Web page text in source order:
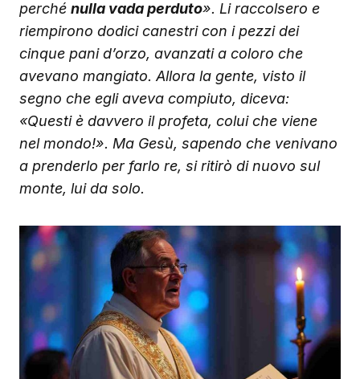
perché nulla vada perduto». Li raccolsero e
riempirono dodici canestri con i pezzi dei
cinque pani d’orzo, avanzati a coloro che
avevano mangiato. Allora la gente, visto il
segno che egli aveva compiuto, diceva:
«Questi è davvero il profeta, colui che viene
nel mondo!». Ma Gesù, sapendo che venivano
a prenderlo per farlo re, si ritirò di nuovo sul
monte, lui da solo.